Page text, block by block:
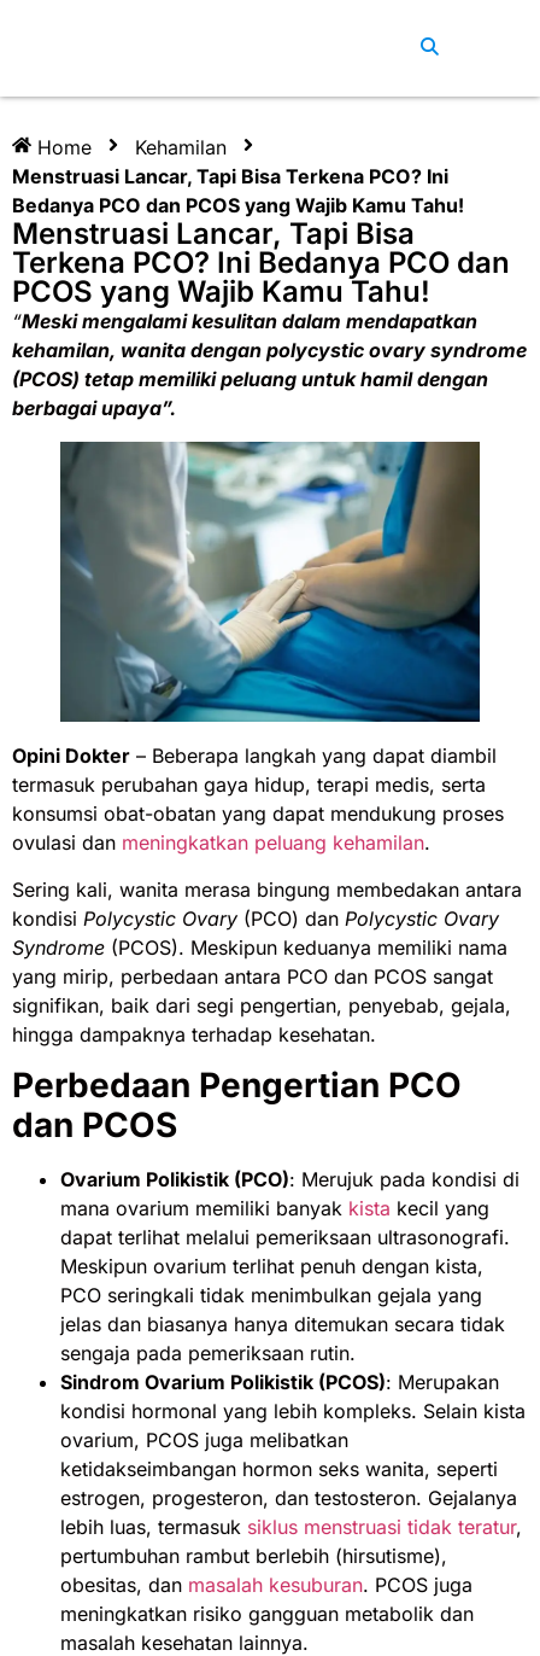
Home
Kehamilan
Menstruasi Lancar, Tapi Bisa Terkena PCO? Ini
Bedanya PCO dan PCOS yang Wajib Kamu Tahu!
Menstruasi Lancar, Tapi Bisa
Terkena PCO? Ini Bedanya PCO dan
PCOS yang Wajib Kamu Tahu!
“Meski mengalami kesulitan dalam mendapatkan
kehamilan, wanita dengan polycystic ovary syndrome
(PCOS) tetap memiliki peluang untuk hamil dengan
berbagai upaya”.
Opini Dokter – Beberapa langkah yang dapat diambil
termasuk perubahan gaya hidup, terapi medis, serta
konsumsi obat-obatan yang dapat mendukung proses
ovulasi dan meningkatkan peluang kehamilan.
Sering kali, wanita merasa bingung membedakan antara
kondisi Polycystic Ovary (PCO) dan Polycystic Ovary
Syndrome (PCOS). Meskipun keduanya memiliki nama
yang mirip, perbedaan antara PCO dan PCOS sangat
signifikan, baik dari segi pengertian, penyebab, gejala,
hingga dampaknya terhadap kesehatan.
Perbedaan Pengertian PCO
dan PCOS
Ovarium Polikistik (PCO): Merujuk pada kondisi di
mana ovarium memiliki banyak kista kecil yang
dapat terlihat melalui pemeriksaan ultrasonografi.
Meskipun ovarium terlihat penuh dengan kista,
PCO seringkali tidak menimbulkan gejala yang
jelas dan biasanya hanya ditemukan secara tidak
sengaja pada pemeriksaan rutin.
Sindrom Ovarium Polikistik (PCOS): Merupakan
kondisi hormonal yang lebih kompleks. Selain kista
ovarium, PCOS juga melibatkan
ketidakseimbangan hormon seks wanita, seperti
estrogen, progesteron, dan testosteron. Gejalanya
lebih luas, termasuk siklus menstruasi tidak teratur,
pertumbuhan rambut berlebih (hirsutisme),
obesitas, dan masalah kesuburan. PCOS juga
meningkatkan risiko gangguan metabolik dan
masalah kesehatan lainnya.